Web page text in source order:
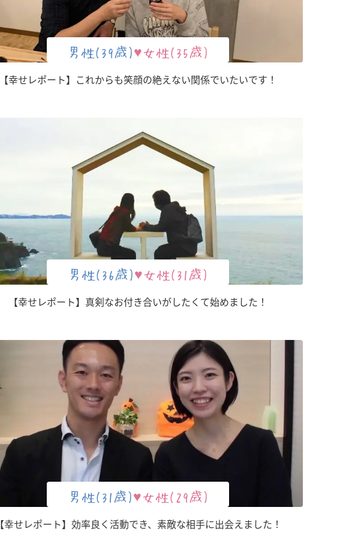
男性(39歳)♥女性(35歳)
【幸せレポート】これからも笑顔の絶えない関係でいたいです！
男性(36歳)♥女性(31歳)
【幸せレポート】真剣なお付き合いがしたくて始めました！
男性(31歳)♥女性(29歳)
【幸せレポート】効率良く活動でき、素敵な相手に出会えました！